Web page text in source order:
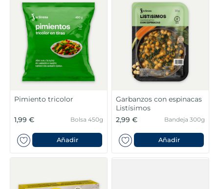
Pimiento tricolor
1,99 € Bolsa 450g
Añadir
Garbanzos con espinacas
Listísimos
2,99 €
Bandeja 300g
Añadir